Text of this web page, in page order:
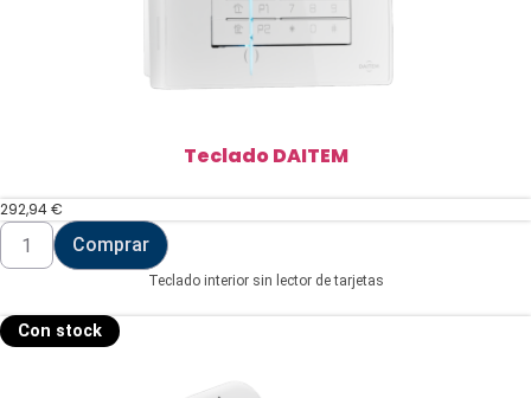
Teclado DAITEM
292,94€
Teclado
DAITEM
cantidad
Comprar
Teclado interior sin lector de tarjetas
Con stock